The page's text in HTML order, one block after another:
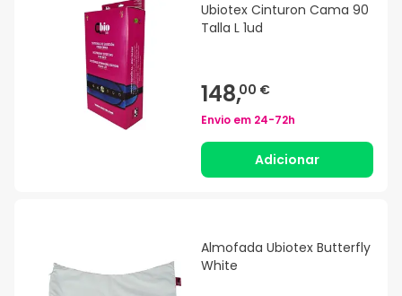
Ubiotex Cinturon Cama 90
Talla L 1ud
148,00 €
Envio em 24-72h
Adicionar
Almofada Ubiotex Butterfly
White